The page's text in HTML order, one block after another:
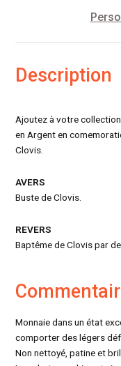
Description
Ajoutez à votre
en Argent en
Clovis.
AVERS
Buste de Clovis.
REVERS
Baptême de Clovis par
Monnaie dans un état
comporter des légers
Non nettoyé, patine et